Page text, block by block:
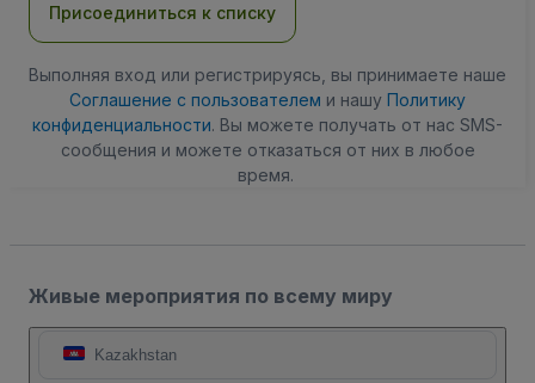
Присоединиться к списку
Выполняя вход или регистрируясь, вы принимаете наше
Соглашение с пользователем и нашу Политику
конфиденциальности. Вы можете получать от нас SMS-
сообщения и можете отказаться от них в любое
время.
Живые мероприятия по всему миру
Kazakhstan